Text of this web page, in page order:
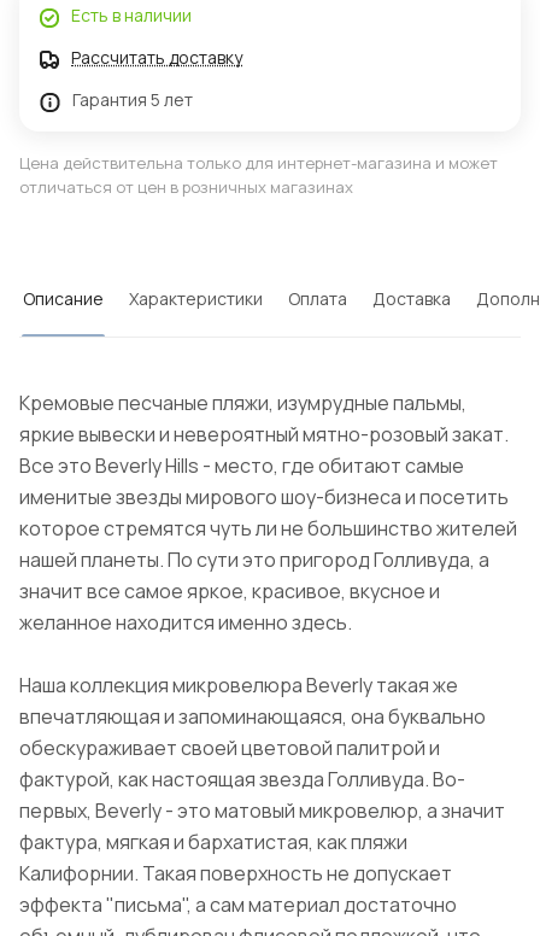
Есть в наличии
Рассчитать доставку
Гарантия 5 лет
Цена действительна только для интернет-магазина и может
отличаться от цен в розничных магазинах
Описание Характеристики Оплата Доставка
Кремовые песчаные пляжи, изумрудные пальмы,
яркие вывески и невероятный мятно-розовый закат.
Все это Beverly Hills - место, где обитают самые
именитые звезды мирового шоу-бизнеса и посетить
которое стремятся чуть ли не большинство жителей
нашей планеты. По сути это пригород Голливуда, а
значит все самое яркое, красивое, вкусное и
желанное находится именно здесь.
Наша коллекция микровелюра Beverly такая же
впечатляющая и запоминающаяся, она буквально
обескураживает своей цветовой палитрой и
фактурой, как настоящая звезда Голливуда. Во-
первых, Beverly - это матовый микровелюр, а значит
фактура, мягкая и бархатистая, как пляжи
Калифорнии. Такая поверхность не допускает
эффекта "письма", а сам материал достаточно